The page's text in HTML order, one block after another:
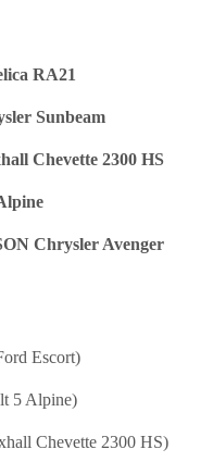
RA21
Sunbeam
Chevette 2300 HS
Chrysler Avenger
Escort)
5 Alpine)
Chevette 2300 HS)